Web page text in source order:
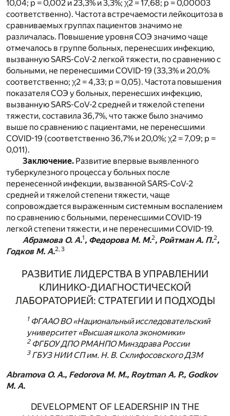
10,04; p = 0,002 и 23,3% и 3,3%; χ2 = 17,68; p = 0,00003
соответственно). Частота встречаемости лейкоцитоза в
сравниваемых группах пациентов значимо не
различалась. Повышение уровня СОЭ значимо чаще
отмечалось в группе больных, перенесших инфекцию,
вызванную SARS-CoV-2 легкой тяжести, по сравнению с
больными, не перенесшими COVID-19 (33,3% и 20,0%
соответственно; χ2 = 4,33; p = 0,05). Частота повышения
показателя СОЭ у больных, перенесших инфекцию,
вызванную SARS-CoV-2 средней и тяжелой степени
тяжести, составила 36,7%, что также было значимо
выше по сравнению с пациентами, не перенесшими
COVID-19 (соответственно 36,7% и 20,0%; χ2 = 7,09; p =
0,011).
Заключение. Развитие впервые выявленного
туберкулезного процесса у больных после
перенесенной инфекции, вызванной SARS-CoV-2
средней и тяжелой степени тяжести, чаще
сопровождается выраженным системным воспалением
по сравнению с больными, перенесшими COVID-19
легкой степени тяжести, и не перенесшими COVID-19.
Абрамова О. А.1, Федорова М. М.2, Ройтман А. П.2,
Годков М. А.2, 3
РАЗВИТИЕ ЛИДЕРСТВА В УПРАВЛЕНИИ
КЛИНИКО-ДИАГНОСТИЧЕСКОЙ
ЛАБОРАТОРИЕЙ: СТРАТЕГИИ И ПОДХОДЫ
1ФГААО ВО «Национальный исследовательский
университет «Высшая школа экономики»
2ФГБОУ ДПО РМАНПО Минздрава России
3ГБУЗ НИИ СП им. Н. В. Склифосовского ДЗМ
Abramova O. A., Fedorova M. M., Roytman A. P., Godkov
M. A.
DEVELOPMENT OF LEADERSHIP IN THE